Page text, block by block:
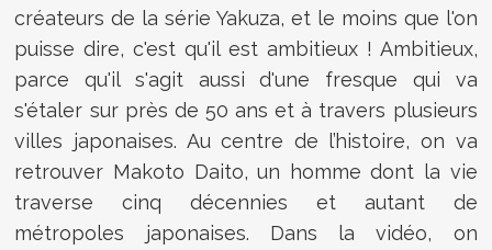
créateurs de la série Yakuza, et le moins que l'on
puisse dire, c'est qu'il est ambitieux ! Ambitieux,
parce qu'il s'agit aussi d'une fresque qui va
s'étaler sur près de 50 ans et à travers plusieurs
villes japonaises. Au centre de l’histoire, on va
retrouver Makoto Daito, un homme dont la vie
traverse cinq décennies et autant de
métropoles japonaises. Dans la vidéo, on